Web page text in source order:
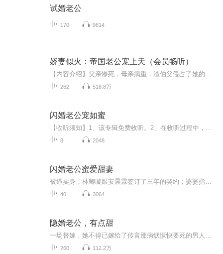
试婚老公
170 9614
娇妻似火：帝国老公宠上天（会员畅听）
262 518.8万
闪婚老公宠如蜜
8 2048
闪婚老公蜜爱甜妻
40 3064
隐婚老公，有点甜
260 112.2万